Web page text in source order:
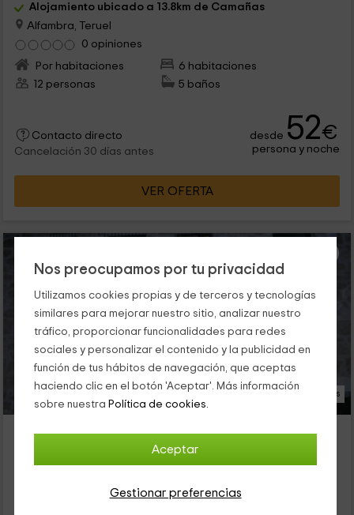
Nos preocupamos por tu privacidad
Utilizamos cookies propias y de terceros y tecnologías
similares para mejorar nuestro sitio, analizar nuestro
tráfico, proporcionar funcionalidades para redes
sociales y personalizar el contenido y la publicidad en
función de tus hábitos de navegación, que aceptas
haciendo clic en el botón 'Aceptar'. Más información
sobre nuestra Política de cookies.
Aceptar
Gestionar preferencias
Alojamiento ubicado a 13.8km de Camañas
Alfambra, Teruel
0 opiniones
Por habitaciones
6 habitaciones
12 personas
5 baños
Contacto directo
Cancelación 30 días antes
desde 52€
persona y noche
VER OFERTA
17 Fotos
Casa La Cuca
Alojamiento ubicado a 13.9km de Camañas
Alfambra, Teruel
0 opiniones